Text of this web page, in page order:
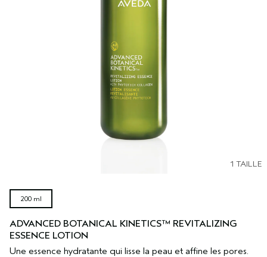
1 TAILLE
200 ml
ADVANCED BOTANICAL KINETICS™ REVITALIZING
ESSENCE LOTION
Une essence hydratante qui lisse la peau et affine les pores.